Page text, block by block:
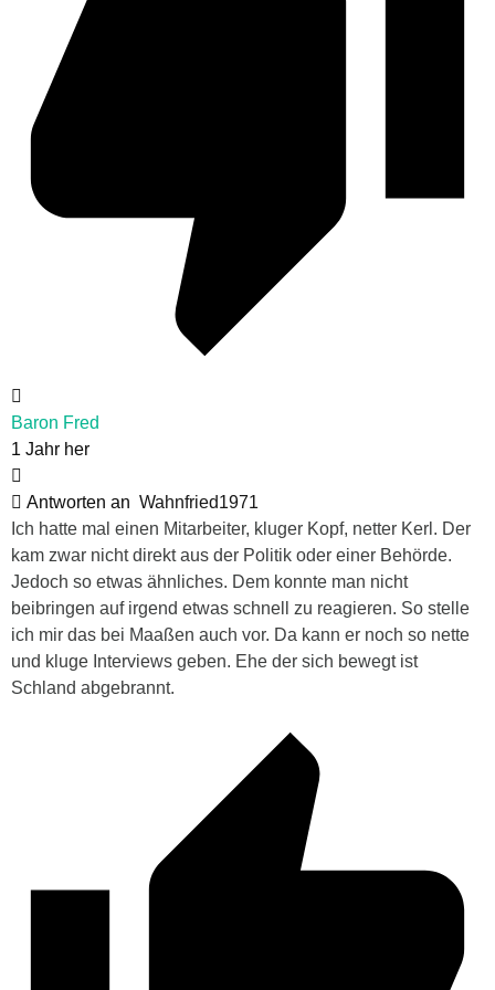
Baron Fred
1 Jahr her
Antworten an Wahnfried1971
Ich hatte mal einen Mitarbeiter, kluger Kopf, netter Kerl. Der
kam zwar nicht direkt aus der Politik oder einer Behörde.
Jedoch so etwas ähnliches. Dem konnte man nicht
beibringen auf irgend etwas schnell zu reagieren. So stelle
ich mir das bei Maaßen auch vor. Da kann er noch so nette
und kluge Interviews geben. Ehe der sich bewegt ist
Schland abgebrannt.